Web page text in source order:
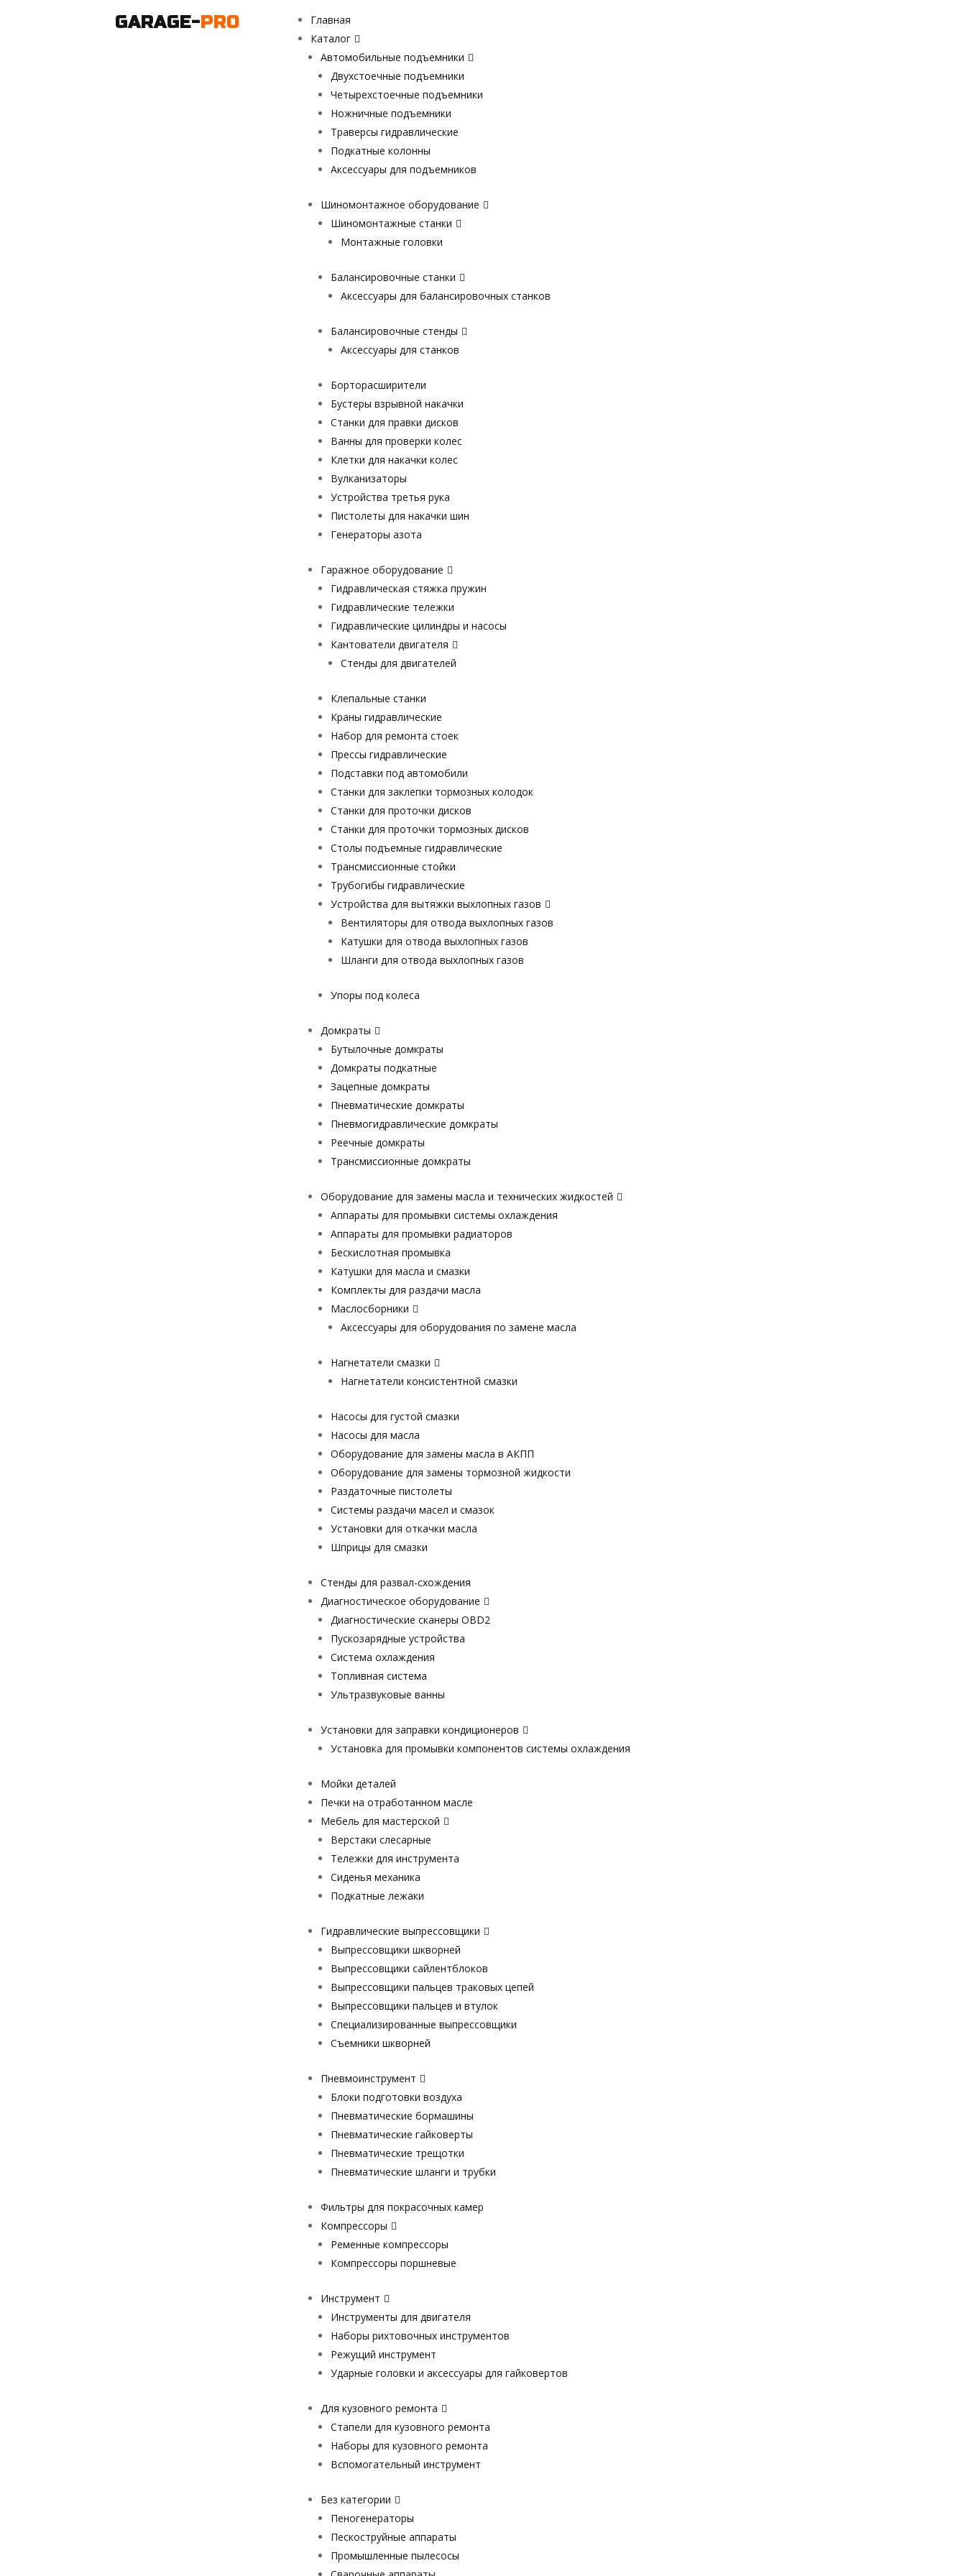
GARAGE-PRO
Главная
Каталог
Автомобильные подъемники
Двухстоечные подъемники
Четырехстоечные подъемники
Ножничные подъемники
Траверсы гидравлические
Подкатные колонны
Аксессуары для подъемников
Шиномонтажное оборудование
Шиномонтажные станки
Монтажные головки
Балансировочные станки
Аксессуары для балансировочных станков
Балансировочные стенды
Аксессуары для станков
Борторасширители
Бустеры взрывной накачки
Станки для правки дисков
Ванны для проверки колес
Клетки для накачки колес
Вулканизаторы
Устройства третья рука
Пистолеты для накачки шин
Генераторы азота
Гаражное оборудование
Гидравлическая стяжка пружин
Гидравлические тележки
Гидравлические цилиндры и насосы
Кантователи двигателя
Стенды для двигателей
Клепальные станки
Краны гидравлические
Набор для ремонта стоек
Прессы гидравлические
Подставки под автомобили
Станки для заклепки тормозных колодок
Станки для проточки дисков
Станки для проточки тормозных дисков
Столы подъемные гидравлические
Трансмиссионные стойки
Трубогибы гидравлические
Устройства для вытяжки выхлопных газов
Вентиляторы для отвода выхлопных газов
Катушки для отвода выхлопных газов
Шланги для отвода выхлопных газов
Упоры под колеса
Домкраты
Бутылочные домкраты
Домкраты подкатные
Зацепные домкраты
Пневматические домкраты
Пневмогидравлические домкраты
Реечные домкраты
Трансмиссионные домкраты
Оборудование для замены масла и технических жидкостей
Аппараты для промывки системы охлаждения
Аппараты для промывки радиаторов
Бескислотная промывка
Катушки для масла и смазки
Комплекты для раздачи масла
Маслосборники
Аксессуары для оборудования по замене масла
Нагнетатели смазки
Нагнетатели консистентной смазки
Насосы для густой смазки
Насосы для масла
Оборудование для замены масла в АКПП
Оборудование для замены тормозной жидкости
Раздаточные пистолеты
Системы раздачи масел и смазок
Установки для откачки масла
Шприцы для смазки
Стенды для развал-схождения
Диагностическое оборудование
Диагностические сканеры OBD2
Пускозарядные устройства
Система охлаждения
Топливная система
Ультразвуковые ванны
Установки для заправки кондиционеров
Установка для промывки компонентов системы охлаждения
Мойки деталей
Печки на отработанном масле
Мебель для мастерской
Верстаки слесарные
Тележки для инструмента
Сиденья механика
Подкатные лежаки
Гидравлические выпрессовщики
Выпрессовщики шкворней
Выпрессовщики сайлентблоков
Выпрессовщики пальцев траковых цепей
Выпрессовщики пальцев и втулок
Специализированные выпрессовщики
Cъемники шкворней
Пневмоинструмент
Блоки подготовки воздуха
Пневматические бормашины
Пневматические гайковерты
Пневматические трещотки
Пневматические шланги и трубки
Фильтры для покрасочных камер
Компрессоры
Ременные компрессоры
Компрессоры поршневые
Инструмент
Инструменты для двигателя
Наборы рихтовочных инструментов
Режущий инструмент
Ударные головки и аксессуары для гайковертов
Для кузовного ремонта
Стапели для кузовного ремонта
Наборы для кузовного ремонта
Вспомогательный инструмент
Без категории
Пеногенераторы
Пескоструйные аппараты
Промышленные пылесосы